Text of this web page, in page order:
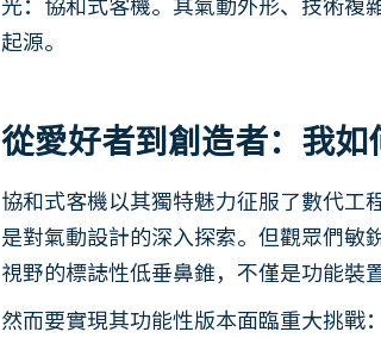
起源。
從愛好者到創造者：我
協和式客機以其獨特魅力征服了數代工
是對氣動設計的深入探索。但觀眾們敏
視野的標誌性低垂鼻錐，不僅是功能裝
然而要實現其功能性版本面臨重大挑戰